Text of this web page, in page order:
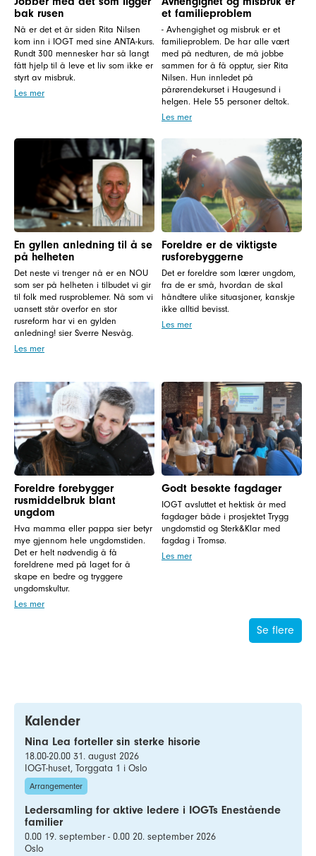
bak rusen
Nå er det et år siden Rita Nilsen
kom inn i IOGT med sine ANTA-kurs.
Rundt 300 mennesker har så langt
fått hjelp til å leve et liv som ikke er
styrt av misbruk.
Les mer
et familieproblem
- Avhengighet og misbruk er et
familieproblem. De har alle vært
med på nedturen, de må jobbe
sammen for å få opptur, sier Rita
Nilsen. Hun innledet på
pårørendekurset i Haugesund i
helgen. Hele 55 personer deltok.
Les mer
En gyllen anledning til å se
på helheten
Det neste vi trenger nå er en NOU
som ser på helheten i tilbudet vi gir
til folk med rusproblemer. Nå som vi
uansett står overfor en stor
rusreform har vi en gylden
anledning! sier Sverre Nesvåg.
Les mer
Foreldre er de viktigste
rusforebyggerne
Det er foreldre som lærer ungdom,
fra de er små, hvordan de skal
håndtere ulike situasjoner, kanskje
ikke alltid bevisst.
Les mer
Foreldre forebygger
rusmiddelbruk blant
ungdom
Hva mamma eller pappa sier betyr
mye gjennom hele ungdomstiden.
Det er helt nødvendig å få
foreldrene med på laget for å
skape en bedre og tryggere
ungdomskultur.
Les mer
Godt besøkte fagdager
IOGT avsluttet et hektisk år med
fagdager både i prosjektet Trygg
ungdomstid og Sterk&Klar med
fagdag i Tromsø.
Les mer
Se flere
Kalender
Nina Lea forteller sin sterke hisorie
18.00-20.00 31. august 2026
IOGT-huset, Torggata 1 i Oslo
Arrangementer
Ledersamling for aktive ledere i IOGTs Enestående
familier
0.00 19. september - 0.00 20. september 2026
Oslo